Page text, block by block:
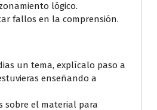
lógico.
fallos en la comprensión.
un tema, explícalo paso a
enseñando a
sobre el material para